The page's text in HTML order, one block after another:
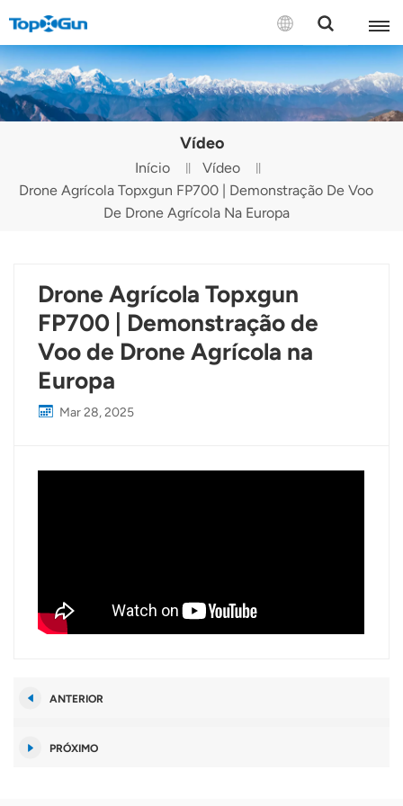
CONTATE-NOS
English
Русский
Türkçe
Tiếng Việt
Vídeo
Início
Vídeo
Drone Agrícola Topxgun FP700 | Demonstração De Voo
De Drone Agrícola Na Europa
Drone Agrícola Topxgun
FP700 | Demonstração de
Voo de Drone Agrícola na
Europa
Mar 28, 2025
ANTERIOR
PRÓXIMO